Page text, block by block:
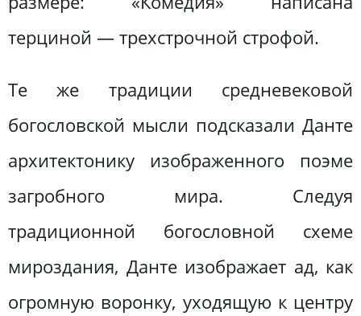
терциной — трехстрочной строфой.
Те же традиции средневековой
богословской мысли подсказали Данте
архитектонику изображенного поэме
загробного мира. Следуя
традиционной богословной схеме
мироздания, Данте изображает ад, как
огромную воронку, уходящую к центру